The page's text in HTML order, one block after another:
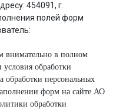
454091, г.
полей форм
внимательно в полном
обработки
обработки персональных
форм на сайте АО
обработки